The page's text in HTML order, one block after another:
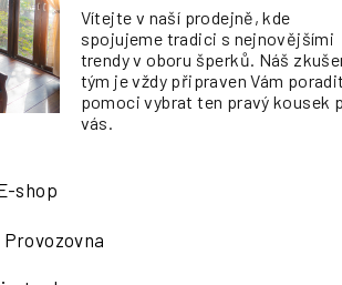
Vítejte v naší prodejně, kde
spojujeme tradici s nejnovějšími
trendy v oboru šperků. Náš
tým je vždy připraven Vám
pomoci vybrat ten pravý kousek
vás.
shop
Provozovna